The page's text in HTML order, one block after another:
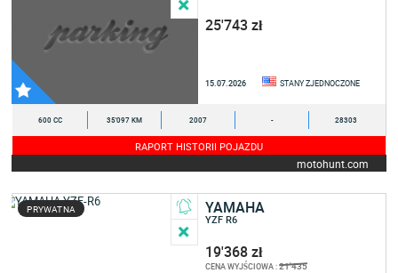
25'743 zł
15.07.2026 STANY ZJEDNOCZONE
600 CC 35'097 KM 2007 - 28303
RAPORT HISTORII POJAZDU
motohunt.com
PRYWATNA YAMAHA
YZF R6
19'368 zł
CENA WYJŚCIOWA :21'435